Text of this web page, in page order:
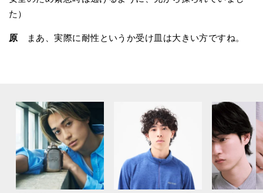
た）
原 まあ、実際に耐性というか受け皿は大きい方ですね。